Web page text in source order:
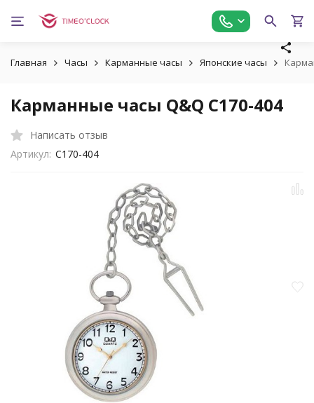
Главная Часы Карманные часы Японские часы
Карманные часы Q&Q C170-404
Написать отзыв
Артикул: C170-404